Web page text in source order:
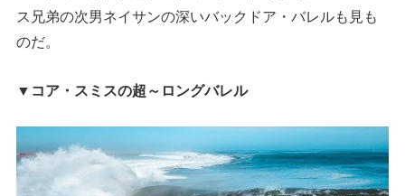
ス兄弟の次男ネイサンの深いバックドア・バレルも見も
のだ。
▼コア・スミスの超～ロングバレル